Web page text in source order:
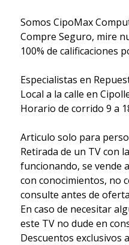
Somos CipoMax
Compre Seguro, mire
100% de calificaciones
Especialistas en
Local a la calle en
Horario de corrido 9 a
Articulo solo para
Retirada de un TV con
funcionando, se vende
con conocimientos, no
consulte antes de
En caso de necesitar
este TV no dude en
Descuentos exclusivos